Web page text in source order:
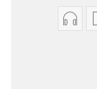
خياراتخيارات